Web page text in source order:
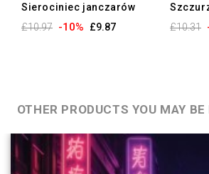
Sierociniec janczarów
£10.97 -10% £9.87
£10.31
OTHER PRODUCTS YOU MAY